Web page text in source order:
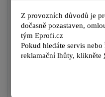
Z provozních důvodů je
dočasně pozastaven,
tým Eprofi.cz
Pokud hledáte servis
reklamační lhůty, klikněte